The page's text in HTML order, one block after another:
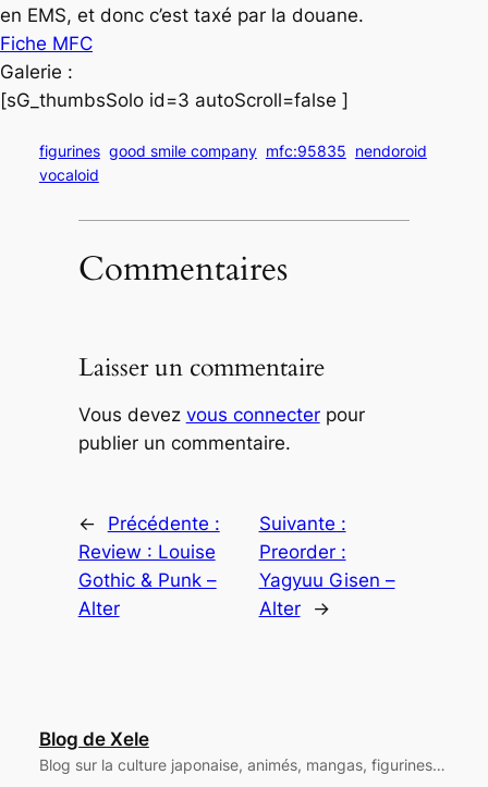
en EMS, et donc c’est taxé par la douane.
Fiche MFC
Galerie :
[sG_thumbsSolo id=3 autoScroll=false ]
figurines good smile company mfc:95835 nendoroid
vocaloid
Commentaires
Laisser un commentaire
Vous devez vous connecterpour
publier un commentaire.
←
Précédente :
Review : Louise
Gothic & Punk –
Alter
Suivante :
Preorder :
Yagyuu Gisen –
Alter
→
Blog de Xele
Blog sur la culture japonaise, animés, mangas, figurines…